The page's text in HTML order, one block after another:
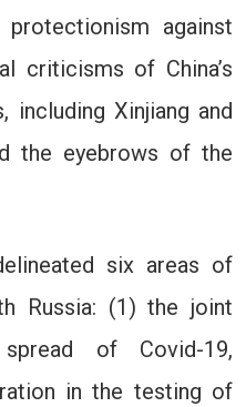
against
criticisms of China’s
including Xinjiang and
the eyebrows of the
six areas of
Russia: (1) the joint
of Covid-19,
in the testing of